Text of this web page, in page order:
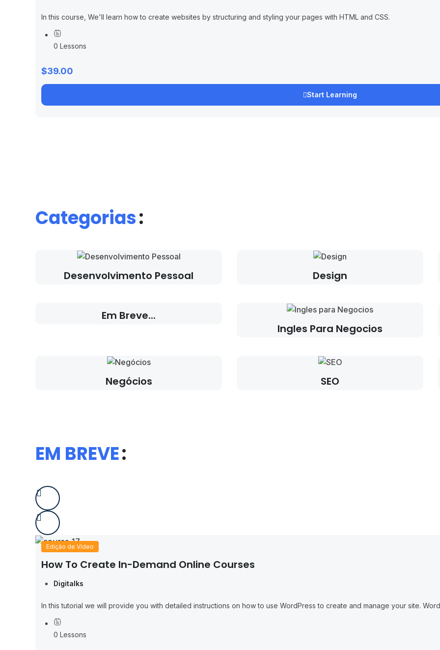
In this course, We'll learn how to create websites by structuring and styling your pages with HTML and CSS.
0 Lessons
$39.00
Start Learning
:
Categorias
Desenvolvimento Pessoal Design
Em Breve...
Ingles Para Negocios
Negócios SEO
:
EM BREVE
Edição de Vídeo
How To Create In-Demand Online Courses
Digitalks
In this tutorial we will provide you with detailed instructions on how to use WordPress to create and manage your site.
0 Lessons